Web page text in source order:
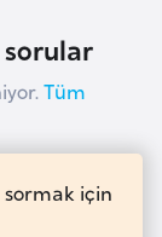
Tüm
sormak için